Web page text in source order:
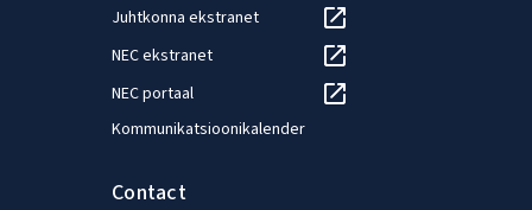
Juhtkonna ekstranet
NEC ekstranet
NEC portaal
Kommunikatsioonikalender
Contact